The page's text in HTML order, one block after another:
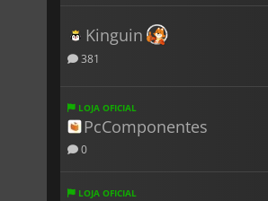
Kinguin
381
LOJA OFICIAL
PcComponentes
0
LOJA OFICIAL